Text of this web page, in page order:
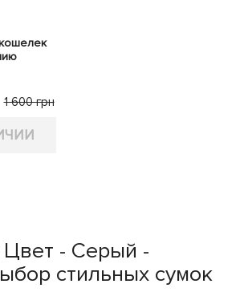
1 600 грн
- Серый -
стильных сумок